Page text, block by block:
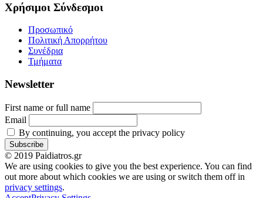
Χρήσιμοι Σύνδεσμοι
Προσωπικό
Πολιτική Απορρήτου
Συνέδρια
Τμήματα
Newsletter
First name or full name
Email
By continuing, you accept the privacy policy
© 2019 Paidiatros.gr
We are using cookies to give you the best experience. You can find
out more about which cookies we are using or switch them off in
privacy settings.